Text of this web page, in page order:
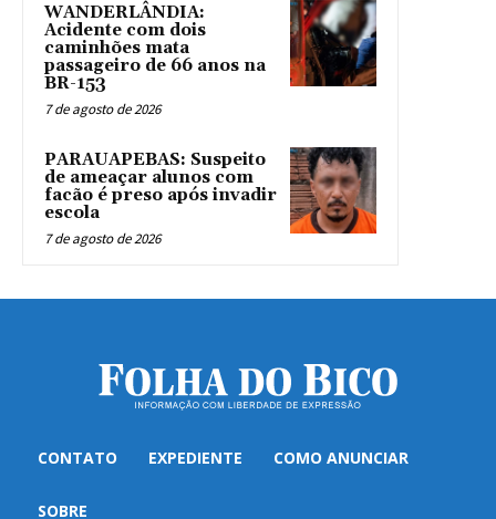
WANDERLÂNDIA:
Acidente com dois
caminhões mata
passageiro de 66 anos na
BR-153
7 de agosto de 2026
PARAUAPEBAS: Suspeito
de ameaçar alunos com
facão é preso após invadir
escola
7 de agosto de 2026
CONTATO EXPEDIENTE COMO ANUNCIAR
SOBRE